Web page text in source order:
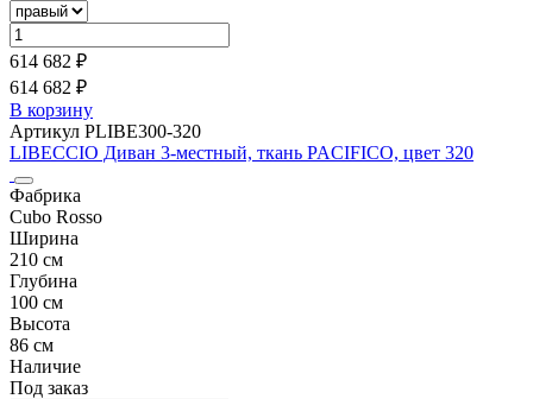
614 682 ₽
614 682 ₽
В корзину
Артикул PLIBE300-320
LIBECCIO Диван 3-местный, ткань PACIFICO, цвет 320
Фабрика
Cubo Rosso
Ширина
210 см
Глубина
100 см
Высота
86 см
Наличие
Под заказ